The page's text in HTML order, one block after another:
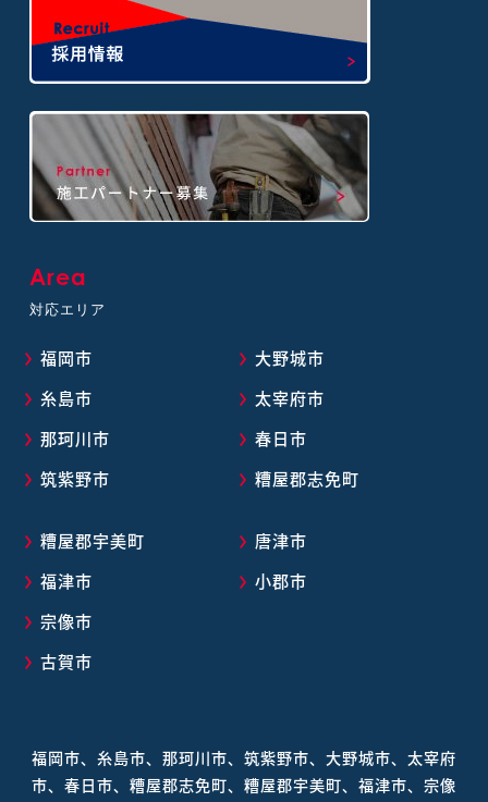
Area
対応エリア
福岡市
糸島市
那珂川市
筑紫野市
大野城市
太宰府市
春日市
糟屋郡志免町
糟屋郡宇美町
福津市
宗像市
古賀市
唐津市
小郡市
福岡市、糸島市、那珂川市、筑紫野市、大野城市、太宰府
市、春日市、糟屋郡志免町、糟屋郡宇美町、福津市、宗像